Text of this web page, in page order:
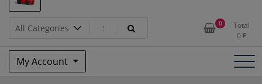
Запчасти для вилочых
погрузчиков и
электротележек Balkancar
0
Total
0 ₽
My Account